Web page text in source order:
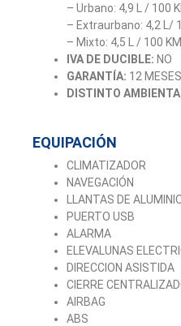
– Urbano: 4,9 L / 100
– Extraurbano: 4,2 L/
– Mixto: 4,5 L / 100 KM
IVA DE DUCIBLE: NO
GARANTÍA: 12 MESES
DISTINTO
EQUIPACIÓN
CLIMATIZADOR
NAVEGACIÓN
LLANTAS DE
PUERTO USB
ALARMA
ELEVALUNAS
DIRECCION ASISTIDA
CIERRE
AIRBAG
ABS